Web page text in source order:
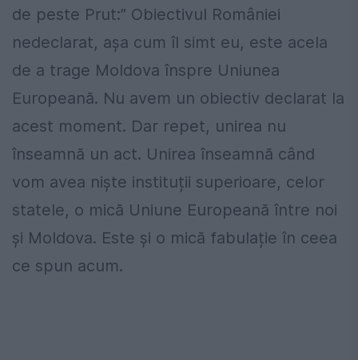
de peste Prut:” Obiectivul României
nedeclarat, așa cum îl simt eu, este acela
de a trage Moldova înspre Uniunea
Europeană. Nu avem un obiectiv declarat la
acest moment. Dar repet, unirea nu
înseamnă un act. Unirea înseamnă când
vom avea niște instituții superioare, celor
statele, o mică Uniune Europeană între noi
și Moldova. Este și o mică fabulație în ceea
ce spun acum.